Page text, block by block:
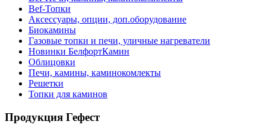
Bef-Топки
Аксессуары, опции, доп.оборудование
Биокамины
Газовые топки и печи, уличные нагреватели
Новинки БелфортКамин
Облицовки
Печи, камины, каминокомлекты
Решетки
Топки для каминов
Продукция Гефест